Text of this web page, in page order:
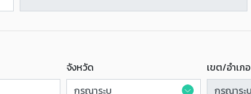
จังหวัด เขต/อำเภอ